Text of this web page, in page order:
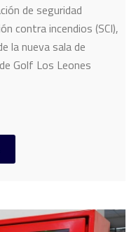
de seguridad
contra incendios (SCI),
la nueva sala de
Golf Los Leones